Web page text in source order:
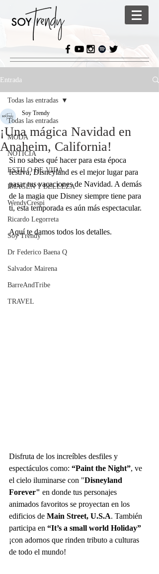
Entrada
Todas las entradas
MODA
NOTICIA
ESTILO DE VIDA
IMAGEN Y BELLEZA
WendyCrespi
Ricardo Legorreta
Soy Trendy
Dr Federico Baena Q
Salvador Mairena
BarreAndTribe
TRAVEL
Todas las entradas
¡Una mágica Navidad en
Anaheim, California!
Soy Trendy
Si no sabes qué hacer para esta época
festiva, Disneyland es el mejor lugar para
pasar tus vacaciones de Navidad. A demás
de la magia que Disney siempre tiene para
ti, esta temporada es aún más espectacular.
Aquí te damos todos los detalles.
Disfruta de los increíbles desfiles y
espectáculos como: “Paint the Night”, ve
el cielo iluminarse con "Disneyland
Forever" en donde tus personajes
animados favoritos se proyectan en los
edificios de Main Street, U.S.A. También
participa en “It’s a small world Holiday”
¡con adornos que rinden tributo a culturas
de todo el mundo!